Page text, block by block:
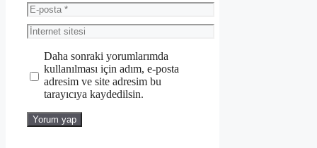
E-
posta
İnternet
sitesi
Daha sonraki yorumlarımda
kullanılması için adım, e-posta
adresim ve site adresim bu
tarayıcıya kaydedilsin.